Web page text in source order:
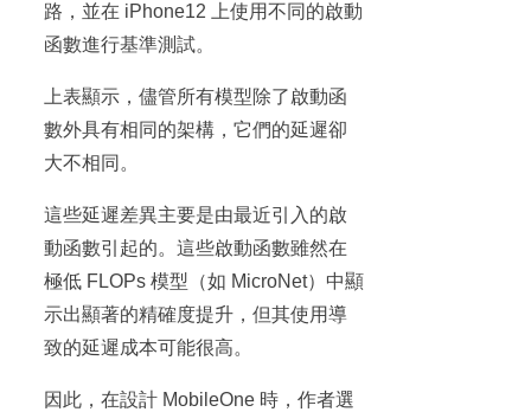
路，並在 iPhone12 上使用不同的啟動
函數進行基準測試。
上表顯示，儘管所有模型除了啟動函
數外具有相同的架構，它們的延遲卻
大不相同。
這些延遲差異主要是由最近引入的啟
動函數引起的。這些啟動函數雖然在
極低 FLOPs 模型（如 MicroNet）中顯
示出顯著的精確度提升，但其使用導
致的延遲成本可能很高。
因此，在設計 MobileOne 時，作者選